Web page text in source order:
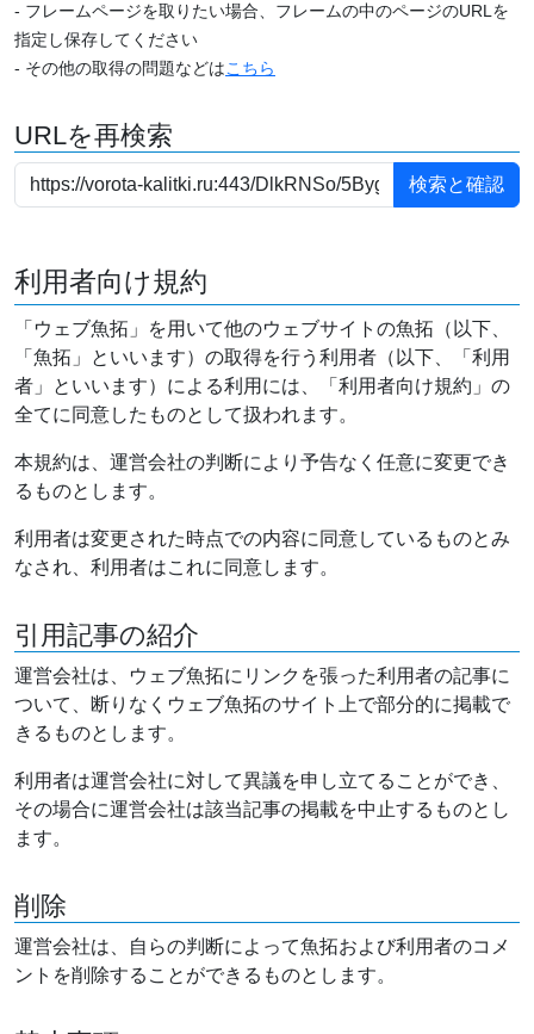
- フレームページを取りたい場合、フレームの中のページのURLを
指定し保存してください
- その他の取得の問題などはこちら
URLを再検索
利用者向け規約
「ウェブ魚拓」を用いて他のウェブサイトの魚拓（以下、
「魚拓」といいます）の取得を行う利用者（以下、「利用
者」といいます）による利用には、「利用者向け規約」の
全てに同意したものとして扱われます。
本規約は、運営会社の判断により予告なく任意に変更でき
るものとします。
利用者は変更された時点での内容に同意しているものとみ
なされ、利用者はこれに同意します。
引用記事の紹介
運営会社は、ウェブ魚拓にリンクを張った利用者の記事に
ついて、断りなくウェブ魚拓のサイト上で部分的に掲載で
きるものとします。
利用者は運営会社に対して異議を申し立てることができ、
その場合に運営会社は該当記事の掲載を中止するものとし
ます。
削除
運営会社は、自らの判断によって魚拓および利用者のコメ
ントを削除することができるものとします。